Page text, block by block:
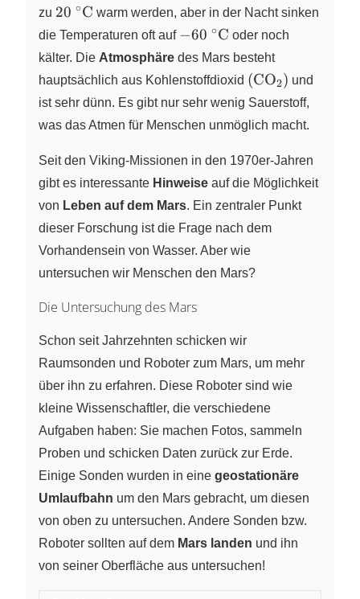
zu 20~^\circ
\text{C}
20 ∘C warm werden, aber in der Nacht sinken
die Temperaturen oft auf -60~^\circ
\text{C}
−60 ∘C oder noch
kälter. Die Atmosphäre des Mars besteht
hauptsächlich aus Kohlenstoffdioxid (\text{CO}_2)
(CO2) und
ist sehr dünn. Es gibt nur sehr wenig Sauerstoff,
was das Atmen für Menschen unmöglich macht.
Seit den Viking-Missionen in den 1970er-Jahren
gibt es interessante Hinweise auf die Möglichkeit
von Leben auf dem Mars. Ein zentraler Punkt
dieser Forschung ist die Frage nach dem
Vorhandensein von Wasser. Aber wie
untersuchen wir Menschen den Mars?
Die Untersuchung des Mars
Schon seit Jahrzehnten schicken wir
Raumsonden und Roboter zum Mars, um mehr
über ihn zu erfahren. Diese Roboter sind wie
kleine Wissenschaftler, die verschiedene
Aufgaben haben: Sie machen Fotos, sammeln
Proben und schicken Daten zurück zur Erde.
Einige Sonden wurden in eine geostationäre
Umlaufbahn um den Mars gebracht, um diesen
von oben zu untersuchen. Andere Sonden bzw.
Roboter sollten auf dem Mars landen und ihn
von seiner Oberfläche aus untersuchen!